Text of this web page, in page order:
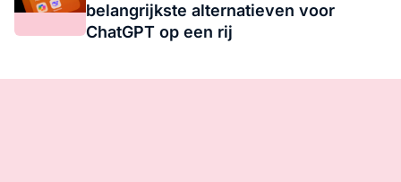
belangrijkste alternatieven voor
ChatGPT op een rij